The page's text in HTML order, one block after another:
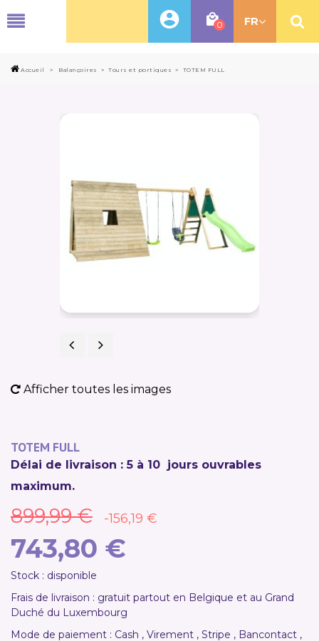
0 FR
Accueil > Balançoires > Tours et portiques > TOTEM FULL
NOUVEAU
Afficher toutes les images
TOTEM FULL
Délai de livraison : 5 à 10 jours ouvrables
maximum.
899,99 € -156,19 €
743,80 €
Stock : disponible
Frais de livraison : gratuit partout en Belgique et au Grand
Duché du Luxembourg
Mode de paiement : Cash , Virement , Stripe , Bancontact ,